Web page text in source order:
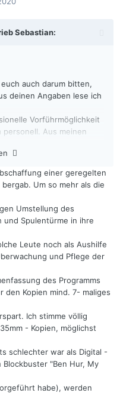
Sebastian:
auch darum bitten,
deinen Angaben lese ich
Vorführmöglichkeit
Aus meinen
gefühlt 50-80%ige
bunt, scharf,
voluminös und
lasst es oder holt
für anspruchsvolle
Falle zahlt ihr sonst
für zukünftige
nach dem Abspiel
vom Verleih.
sein. Es muss ja auch
mal so einen 35mm-Film
Effekt haben,
und kuratiert.
einer geregelten
Um so mehr als die
Umstellung des
und Spulentürme in ihre
Leute noch als Aushilfe
und Pflege der
des Programms
den Kopien mind. 7- maliges
Ich stimme völlig
- Kopien, möglichst
schlechter war als Digital -
Blockbuster "Ben Hur, My
habe), werden